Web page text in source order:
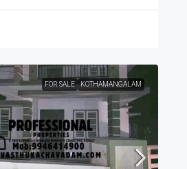
FOR SALE KOTHAMANGALAM